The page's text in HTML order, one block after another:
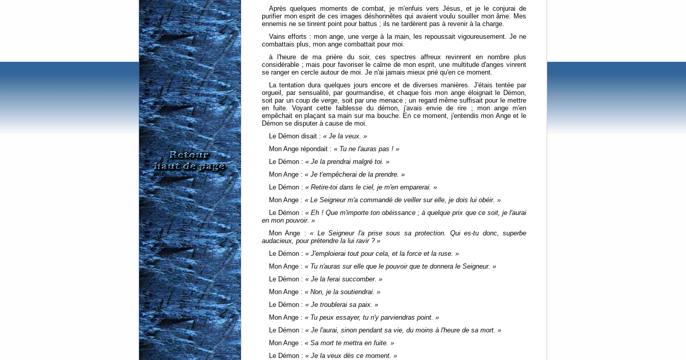
Après quelques moments de combat, je m'enfuis vers Jésus, et je le conjurai de
purifier mon esprit de ces images déshonnêtes qui avaient voulu souiller mon âme. Mes
ennemis ne se tinrent point pour battus ; ils ne tardèrent pas à revenir à la charge.
Vains efforts : mon ange, une verge à la main, les repoussait vigoureusement. Je ne
combattais plus, mon ange combattait pour moi.
à l'heure de ma prière du soir, ces spectres affreux revinrent en nombre plus
considérable ; mais pour favoriser le calme de mon esprit, une multitude d'anges vinrent
se ranger en cercle autour de moi. Je n'ai jamais mieux prié qu'en ce moment.
La tentation dura quelques jours encore et de diverses manières. J'étais tentée par
orgueil, par sensualité, par gourmandise, et chaque fois mon ange éloignait le Démon,
soit par un coup de verge, soit par une menace ; un regard même suffisait pour le mettre
en fuite. Voyant cette faiblesse du démon, j'avais envie de rire ; mon ange m'en
empêchait en plaçant sa main sur ma bouche. En ce moment, j'entendis mon Ange et le
Démon se disputer à cause de moi.
Le Démon disait : « Je la veux. »
Mon Ange répondait : « Tu ne l'auras pas ! »
Le Démon : « Je la prendrai malgré toi. »
Mon Ange : « Je t'empêcherai de la prendre. »
Le Démon : « Retire-toi dans le ciel, je m'en emparerai. »
Mon Ange : « Le Seigneur m'a commandé de veiller sur elle, je dois lui obéir. »
Le Démon :« Eh ! Que m'importe ton obéissance ; à quelque prix que ce soit, je l'aurai
en mon pouvoir. »
Mon Ange :« Le Seigneur l'a prise sous sa protection. Qui es-tu donc, superbe
audacieux, pour prétendre la lui ravir ? »
Le Démon : « J'emploierai tout pour cela, et la force et la ruse. »
Mon Ange : « Tu n'auras sur elle que le pouvoir que te donnera le Seigneur. »
Le Démon : « Je la ferai succomber. »
Mon Ange : « Non, je la soutiendrai. »
Le Démon : « Je troublerai sa paix. »
Mon Ange : « Tu peux essayer, tu n'y parviendras point. »
Le Démon : « Je l'aurai, sinon pendant sa vie, du moins à l'heure de sa mort. »
Mon Ange : « Sa mort te mettra en fuite. »
Le Démon : « Je la veux dès ce moment. »